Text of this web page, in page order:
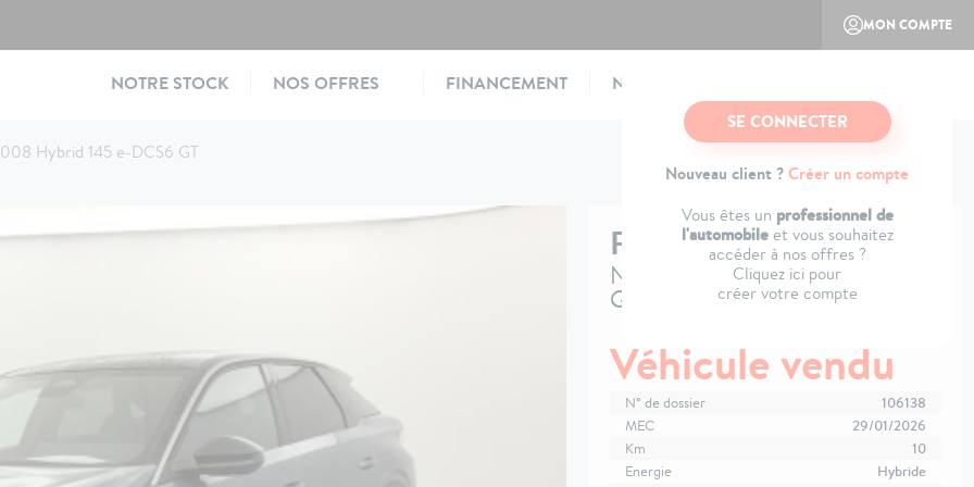
MON COMPTE
SE CONNECTER
Nouveau client ?Créer un compte
Vous êtes un professionnel de
l'automobileet vous souhaitez
accéder à nos offres ?
Cliquez ici pour
créer votre compte
Main
NOTRE STOCK NOS OFFRES FINANCEMENT NOTRE CONCEPT
Hybrid 145 e-DCS6 GT
PEUGEOT3008
Nouveau Hybrid 145 e-DCS6
GT
Véhicule vendu
N° de dossier
106138
MEC
29/01/2026
Km
10
Energie
Hybride